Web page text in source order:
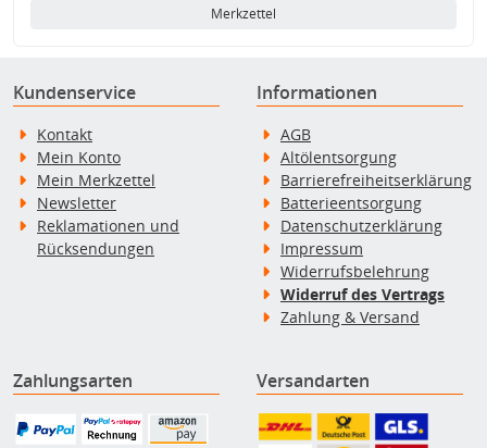
Merkzettel
Kundenservice
Kontakt
Mein Konto
Mein Merkzettel
Newsletter
Reklamationen und
Rücksendungen
Informationen
AGB
Altölentsorgung
Barrierefreiheitserklärung
Batterieentsorgung
Datenschutzerklärung
Impressum
Widerrufsbelehrung
Widerruf des Vertrags
Zahlung & Versand
Zahlungsarten Versandarten